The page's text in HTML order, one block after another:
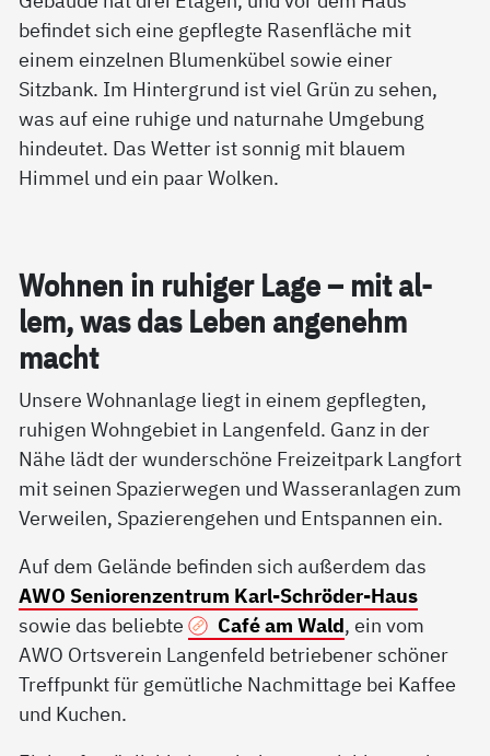
Woh­nen in ru­hi­ger La­ge – mit al­
lem, was das Le­ben an­ge­nehm
macht
Unsere Wohnanlage liegt in einem gepflegten,
ruhigen Wohngebiet in Langenfeld. Ganz in der
Nähe lädt der wunderschöne Freizeitpark Langfort
mit seinen Spazierwegen und Wasseranlagen zum
Verweilen, Spazierengehen und Entspannen ein.
Auf dem Gelände befinden sich außerdem das
AWO Seniorenzentrum Karl-Schröder-Haus
sowie das beliebte
Café am Wald, ein vom
AWO Ortsverein Langenfeld betriebener schöner
Treffpunkt für gemütliche Nachmittage bei Kaffee
und Kuchen.